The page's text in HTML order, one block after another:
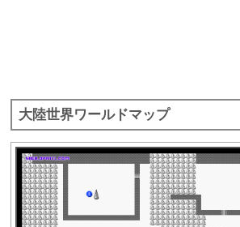
大陸世界ワールドマップ